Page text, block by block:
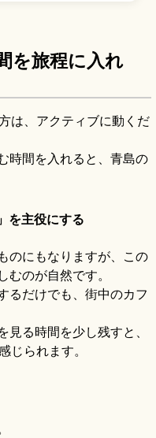
を旅程に入れ
は、アクティブに動くだ
時間を入れると、青島の
を主役にする
のにもなりますが、この
のが自然です。
るだけでも、街中のカフ
る時間を少し残すと、
じられます。